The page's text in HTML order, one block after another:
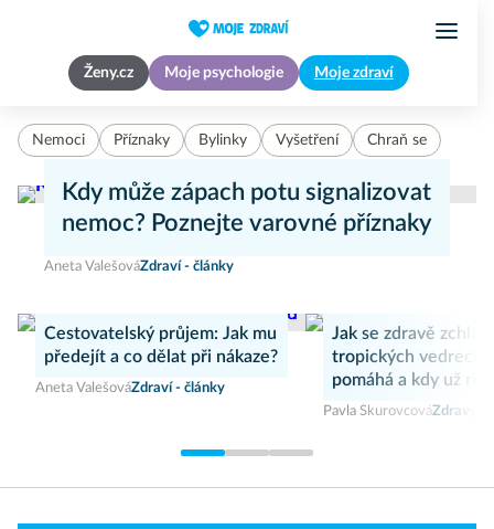
Ženy.cz Moje psychologie Moje zdraví
Nemoci Příznaky Bylinky Vyšetření Chraň se
Kdy může zápach potu signalizovat
nemoc? Poznejte varovné příznaky
Aneta ValešováZdraví - články
Cestovatelský průjem: Jak mu
předejít a co dělat při nákaze?
Aneta ValešováZdraví - články
Jak se zdravě
tropických vedrech:
pomáhá a kdy už
úpal
Pavla SkurovcováZdravý